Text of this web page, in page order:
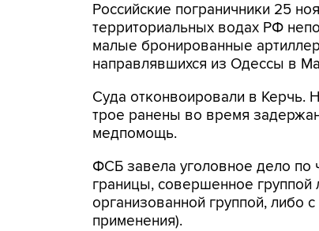
Российские пограничники 25
территориальных водах РФ
малые бронированные
направлявшихся из Одессы в
Суда отконвоировали в Керчь.
трое ранены во время
медпомощь.
ФСБ завела уголовное дело по
границы, совершенное группой
организованной группой, либо
применения).